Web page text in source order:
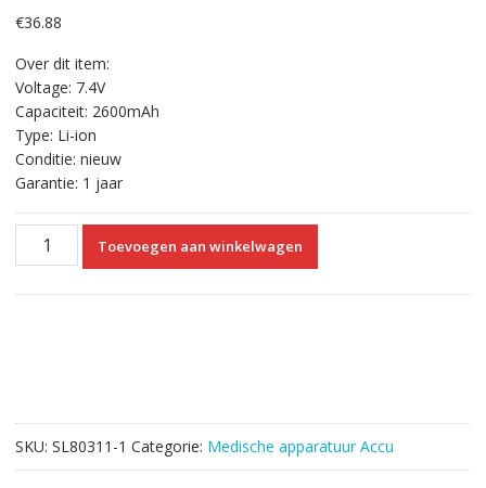
€36.88
Over dit item:
Voltage: 7.4V
Capaciteit: 2600mAh
Type: Li-ion
Conditie: nieuw
Garantie: 1 jaar
Vervangende
Accu
Toevoegen aan winkelwagen
SKU: SL80311-1 Categorie: Medische apparatuur Accu